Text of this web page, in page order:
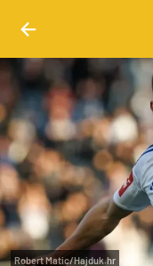
Robert Matic/Hajduk.hr